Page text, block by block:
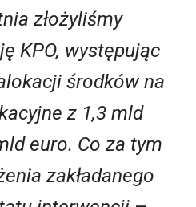
złożyliśmy
KPO, występując
środków na
z 1,3 mld
euro. Co za tym
zakładanego